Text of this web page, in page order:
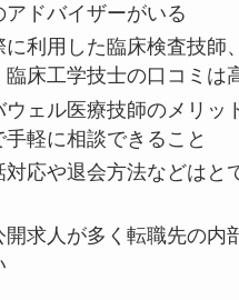
アドバイザーがいる
に利用した臨床検査技師
臨床工学技士の口コミは
ウェル医療技師のメリッ
手軽に相談できること
対応や退会方法などはと
開求人が多く転職先の内